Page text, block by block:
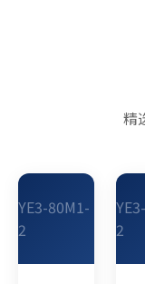
精
YE3-80M1-
2
2